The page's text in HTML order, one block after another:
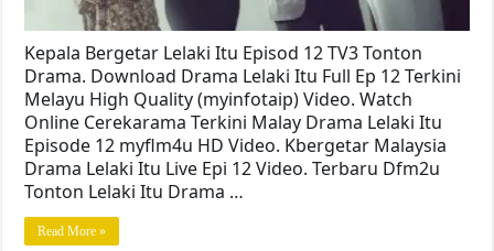
Kepala Bergetar Lelaki Itu Episod 12 TV3 Tonton
Drama. Download Drama Lelaki Itu Full Ep 12 Terkini
Melayu High Quality (myinfotaip) Video. Watch
Online Cerekarama Terkini Malay Drama Lelaki Itu
Episode 12 myflm4u HD Video. Kbergetar Malaysia
Drama Lelaki Itu Live Epi 12 Video. Terbaru Dfm2u
Tonton Lelaki Itu Drama …
Read More »